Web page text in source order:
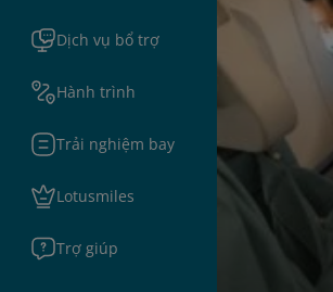
Dịch vụ bổ trợ
Hành trình
Trải nghiệm bay
Lotusmiles
Trợ giúp